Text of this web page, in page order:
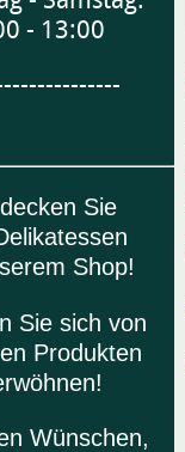
- 13:00
Sie
Shop!
Sie sich von
Produkten
Wünschen,